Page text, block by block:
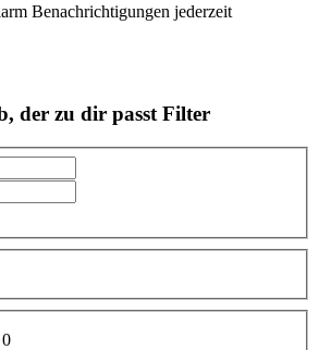
Benachrichtigungen jederzeit
der zu dir passt Filter
0